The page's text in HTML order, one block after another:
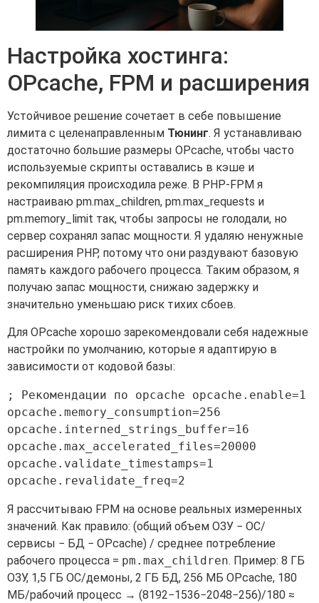
Настройка хостинга:
OPcache, FPM и расширения
Устойчивое решение сочетает в себе повышение
лимита с целенаправленным Тюнинг. Я устанавливаю
достаточно большие размеры OPcache, чтобы часто
используемые скрипты оставались в кэше и
рекомпиляция происходила реже. В PHP-FPM я
настраиваю pm.max_children, pm.max_requests и
pm.memory_limit так, чтобы запросы не голодали, но
сервер сохранял запас мощности. Я удаляю ненужные
расширения PHP, потому что они раздувают базовую
память каждого рабочего процесса. Таким образом, я
получаю запас мощности, снижаю задержку и
значительно уменьшаю риск тихих сбоев.
Для OPcache хорошо зарекомендовали себя надежные
настройки по умолчанию, которые я адаптирую в
зависимости от кодовой базы:
; Рекомендации по opcache opcache.enable=1
opcache.memory_consumption=256
opcache.interned_strings_buffer=16
opcache.max_accelerated_files=20000
opcache.validate_timestamps=1
Я рассчитываю FPM на основе реальных измеренных
значений. Как правило: (общий объем ОЗУ − ОС/
сервисы − БД − OPcache) / среднее потребление
рабочего процесса = pm.max_children. Пример: 8 ГБ
ОЗУ, 1,5 ГБ ОС/демоны, 2 ГБ БД, 256 МБ OPcache, 180
МБ/рабочий процесс → (8192−1536−2048−256)/180 ≈